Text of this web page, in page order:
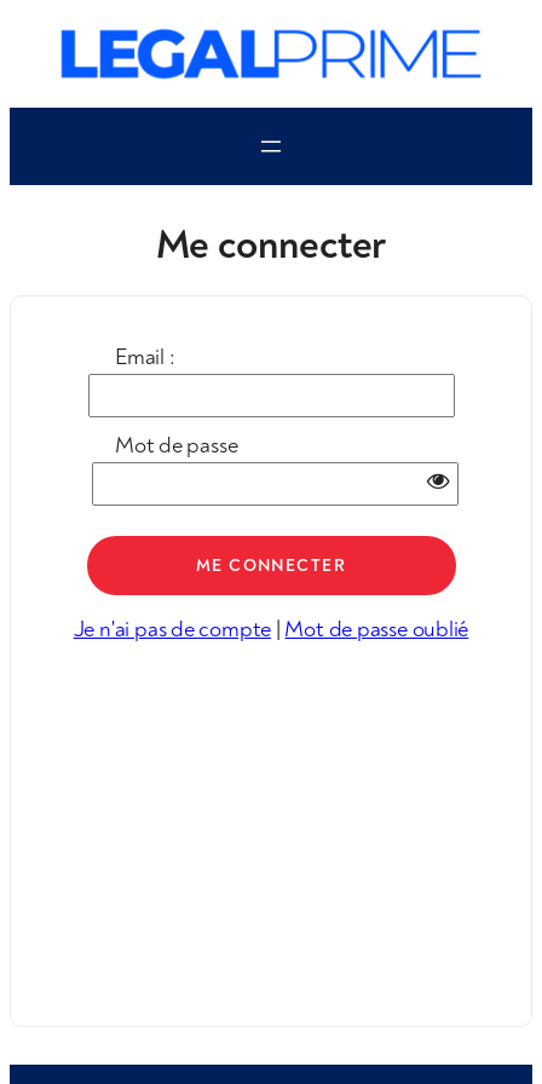
contenu
Me connecter
Email :
Mot de passe
Je n'ai pas de compte | Mot de passe oublié